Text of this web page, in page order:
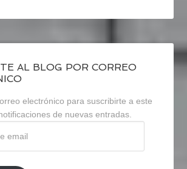
AL BLOG POR CORREO
electrónico para suscribirte a este
de nuevas entradas.